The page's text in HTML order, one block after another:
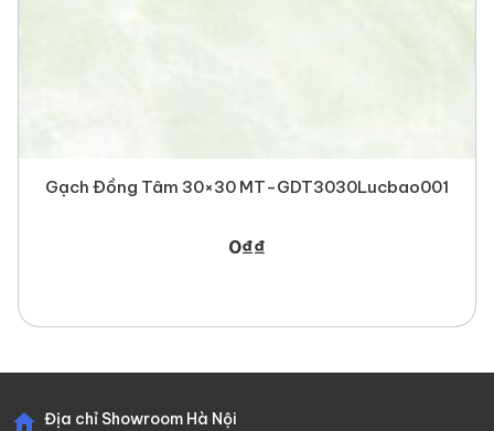
Gạch Đồng Tâm 30×30 MT-GDT3030Lucbao001
0₫₫
Địa chỉ Showroom Hà Nội